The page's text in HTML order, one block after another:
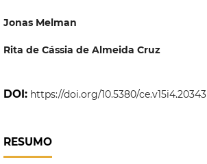
Jonas Melman
Rita de Cássia de Almeida Cruz
DOI: https://doi.org/10.5380/ce.v15i4.20343
RESUMO